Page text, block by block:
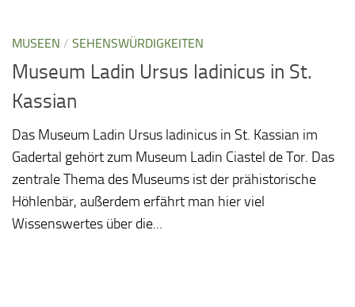
MUSEEN / SEHENSWÜRDIGKEITEN
Museum Ladin Ursus ladinicus in St.
Kassian
Das Museum Ladin Ursus ladinicus in St. Kassian im
Gadertal gehört zum Museum Ladin Ciastel de Tor. Das
zentrale Thema des Museums ist der prähistorische
Höhlenbär, außerdem erfährt man hier viel
Wissenswertes über die...